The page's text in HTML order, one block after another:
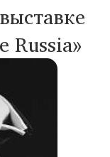
Russia»